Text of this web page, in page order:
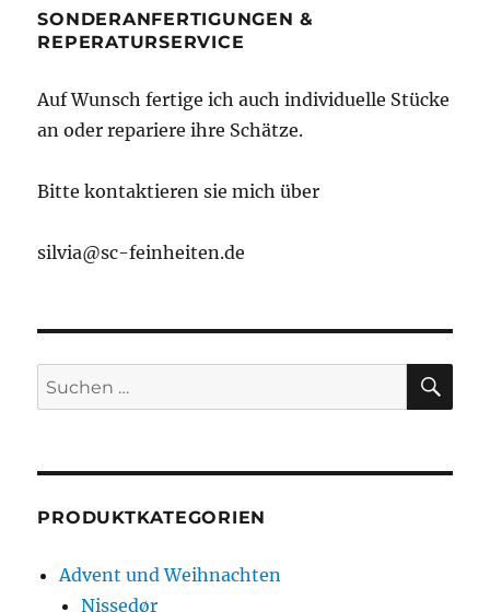
SONDERANFERTIGUNGEN &
REPERATURSERVICE
Auf Wunsch fertige ich auch individuelle Stücke
an oder repariere ihre Schätze.
Bitte kontaktieren sie mich über
silvia@sc-feinheiten.de
Suche
nach:
PRODUKTKATEGORIEN
Advent und Weihnachten
Nissedør